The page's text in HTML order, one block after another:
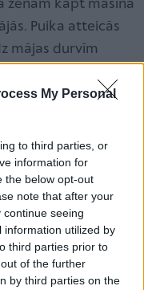
My Personal
to third parties, or
information for
the below opt-out
note that after your
seeing
information utilized by
third parties prior to
of the further
by third parties on the
zēnam kāpt mašīnā
Puika atteicās
mājas durvīm
laikā tas busiņš
dēls arī teica. Tas
līdz ceļa galam,
bērna māte.
un nav kur vest
vest un tad
ka pie skolas